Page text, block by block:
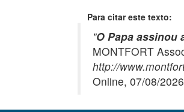
Para citar este texto:
"O Papa assinou
MONTFORT
http://
Online, 07/08/